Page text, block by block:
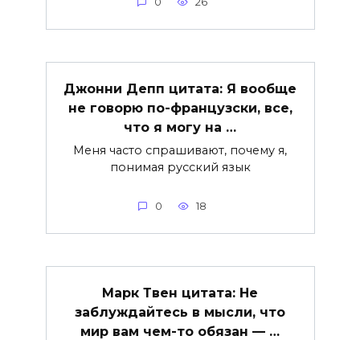
Джонни Депп цитата: Я вообще
не говорю по-французски, все,
что я могу на …
Меня часто спрашивают, почему я,
понимая русский язык
0 18
Марк Твен цитата: Не
заблуждайтесь в мысли, что
мир вам чем-то обязан — …